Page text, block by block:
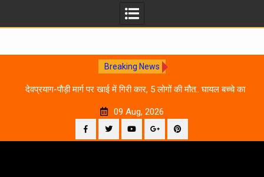
Breaking News
देवप्रयाग-पौड़ी मार्ग पर खाई में गिरी कार, 5 लोगों की मौत.. घायल बच्चे का
09 Aug, 2026